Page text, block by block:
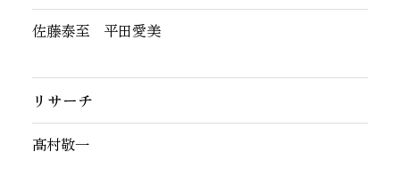
佐藤泰至 平田愛美
リサーチ
髙村敬一